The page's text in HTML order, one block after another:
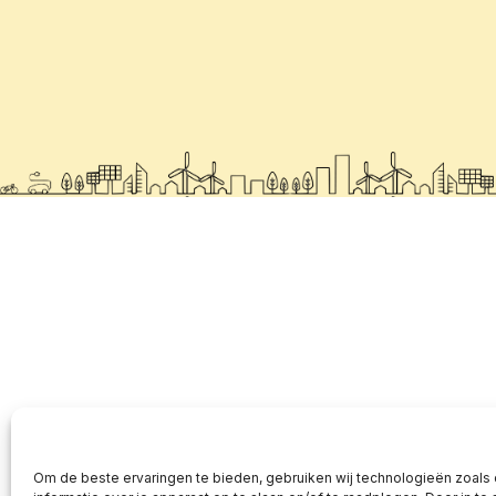
Om de beste ervaringen te bieden, gebruiken wij technologieën zoals